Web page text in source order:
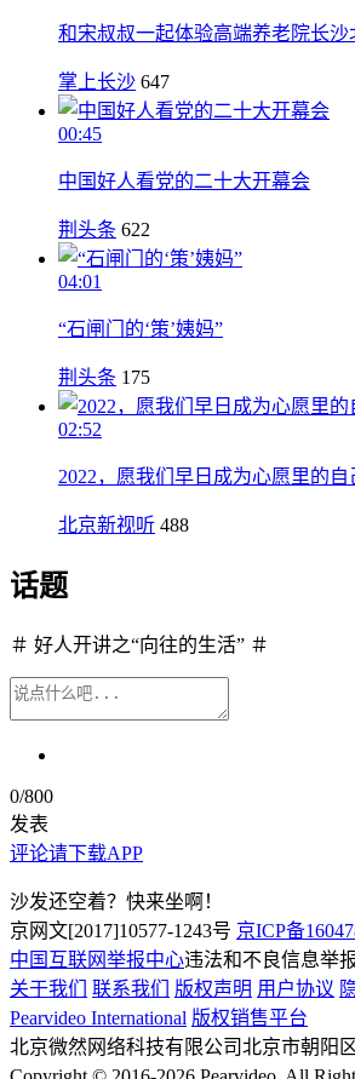
和宋叔叔一起体验高端养老院长沙
掌上长沙 647
00:45
中国好人看党的二十大开幕会
荆头条 622
04:01
“石闸门的‘策’姨妈”
荆头条 175
02:52
2022，愿我们早日成为心愿里的自
北京新视听 488
话题
＃ 好人开讲之“向往的生活” ＃
0/800
发表
评论请下载APP
沙发还空着？快来坐啊！
京网文[2017]10577-1243号 京ICP备
中国互联网举报中心违法和不良信息举
关于我们
联系我们 版权声明 用户协议
Pearvideo International 版权销售平台
北京微然网络科技有限公司北京市朝阳